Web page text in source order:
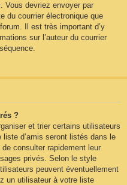
Vous devriez envoyer par
du courrier électronique que
Il est très important d’y
sur l’auteur du courrier
?
et trier certains utilisateurs
d’amis seront listés dans le
consulter rapidement leur
privés. Selon le style
peuvent éventuellement
un utilisateur à votre liste